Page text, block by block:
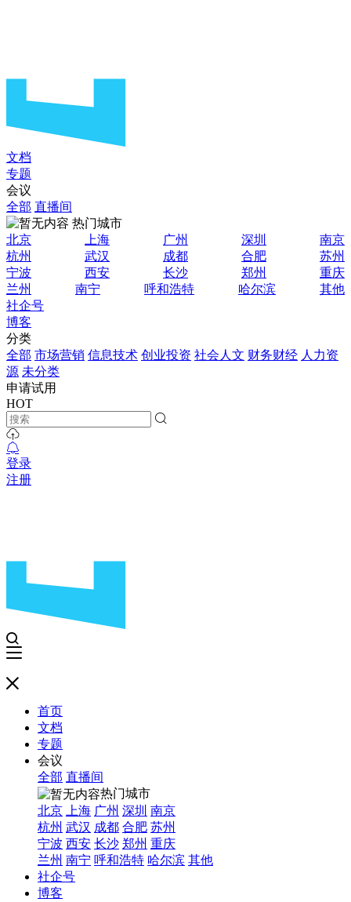
文档
专题
会议
全部 直播间
热门城市
北京
上海 广州 深圳
南京
杭州
武汉 成都 合肥
苏州
宁波
西安 长沙 郑州
重庆
兰州
南宁 呼和浩特 哈尔滨
其他
社企号
博客
分类
全部 市场营销 信息技术 创业投资 社会人文 财务财经 人力资
源 未分类
申请试用
HOT
登录
注册
首页
文档
专题
会议
全部 直播间
热门城市
北京
上海 广州 深圳 南京
杭州 武汉 成都 合肥 苏州
宁波 西安 长沙 郑州 重庆
兰州 南宁 呼和浩特 哈尔滨 其他
社企号
博客